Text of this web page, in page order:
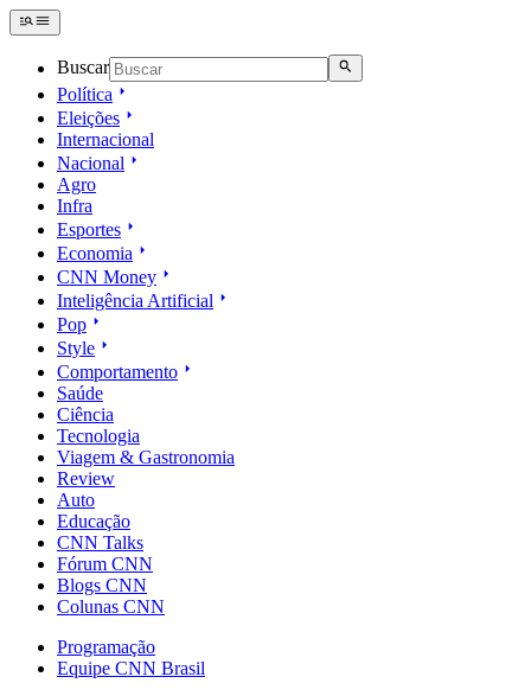
Buscar
Política
Eleições
Internacional
Nacional
Agro
Infra
Esportes
Economia
CNN Money
Inteligência Artificial
Pop
Style
Comportamento
Saúde
Ciência
Tecnologia
Viagem & Gastronomia
Review
Auto
Educação
CNN Talks
Fórum CNN
Blogs CNN
Colunas CNN
Programação
Equipe CNN Brasil